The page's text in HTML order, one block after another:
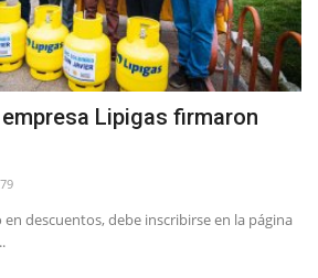
Lipigas firmaron
en descuentos, debe inscribirse en la página